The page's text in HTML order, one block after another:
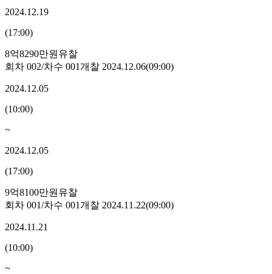
2024.12.19
(17:00)
8억8290만원 유찰
회차 002/차수 001개찰 2024.12.06(09:00)
2024.12.05
(10:00)
~
2024.12.05
(17:00)
9억8100만원 유찰
회차 001/차수 001개찰 2024.11.22(09:00)
2024.11.21
(10:00)
~